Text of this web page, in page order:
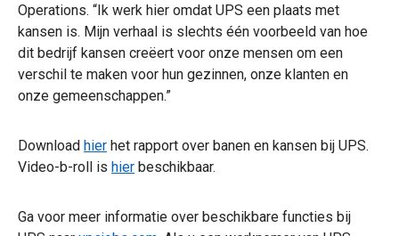
Operations. “Ik werk hier omdat UPS een plaats met
kansen is. Mijn verhaal is slechts één voorbeeld van hoe
dit bedrijf kansen creëert voor onze mensen om een
verschil te maken voor hun gezinnen, onze klanten en
onze gemeenschappen.”
Download hier het rapport over banen en kansen bij UPS.
Video-b-roll is hier beschikbaar.
Ga voor meer informatie over beschikbare functies bij